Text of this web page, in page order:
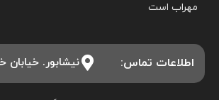
مهراب است
اطلاعات تماس: نیشابور. خیابان خاتم